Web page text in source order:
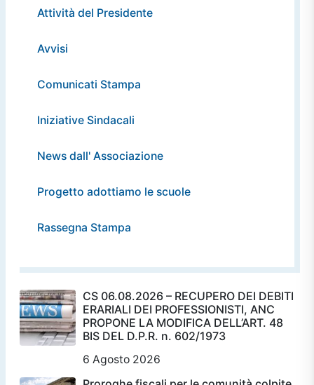
Attività del Presidente
Avvisi
Comunicati Stampa
Iniziative Sindacali
News dall' Associazione
Progetto adottiamo le scuole
Rassegna Stampa
CS 06.08.2026 – RECUPERO DEI DEBITI
ERARIALI DEI PROFESSIONISTI, ANC
PROPONE LA MODIFICA DELL’ART. 48
BIS DEL D.P.R. n. 602/1973
6 Agosto 2026